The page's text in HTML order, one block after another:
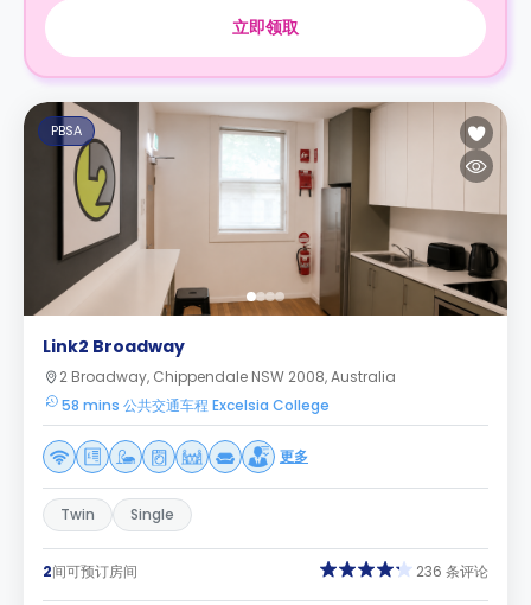
立即领取
PBSA
Link2 Broadway
2 Broadway, Chippendale NSW 2008, Australia
58 mins 公共交通车程 Excelsia College
更多
Twin Single
2间可预订房间 236 条评论